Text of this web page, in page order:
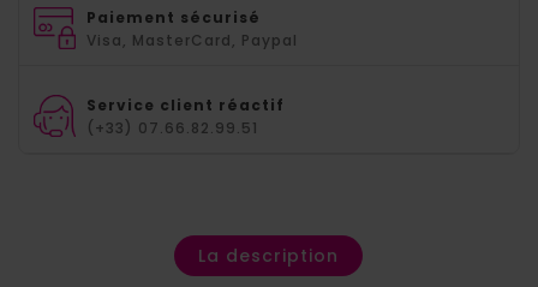
Paiement sécurisé
Visa, MasterCard, Paypal
Service client réactif
(+33) 07.66.82.99.51
La description